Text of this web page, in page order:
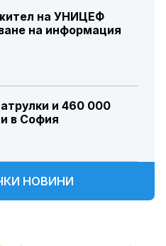
на УНИЦЕФ
на информация
и 460 000
в София
НОВИНИ